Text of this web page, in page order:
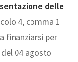
delle
4, comma 1
finanziarsi per
del 04 agosto